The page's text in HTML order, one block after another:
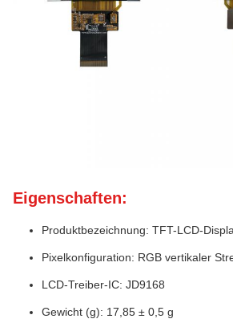
Eigenschaften:
Produktbezeichnung: TFT-LCD-
Pixelkonfiguration: RGB vertikaler
LCD-Treiber-IC: JD9168
Gewicht (g): 17,85 ± 0,5 g